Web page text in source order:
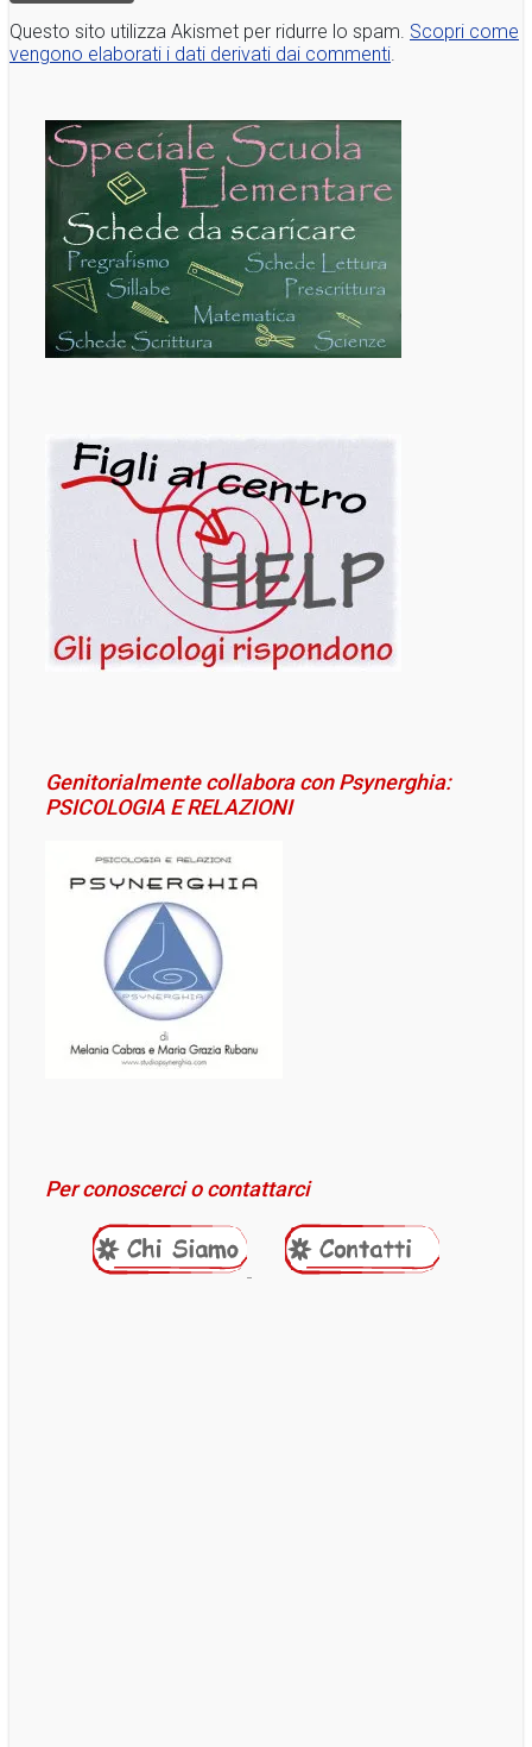
Questo sito utilizza Akismet per ridurre lo spam. Scopri come
vengono elaborati i dati derivati dai commenti.
Genitorialmente collabora con Psynerghia:
PSICOLOGIA E RELAZIONI
Per conoscerci o contattarci